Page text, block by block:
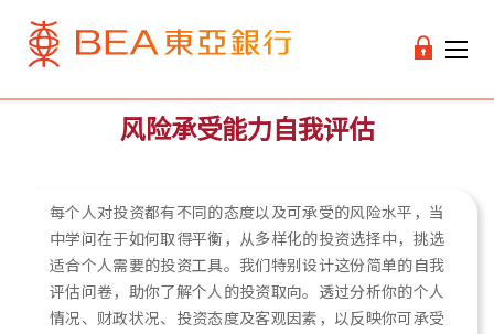
风险承受能力自我评估
每个人对投资都有不同的态度以及可承受的风险水平，当
中学问在于如何取得平衡，从多样化的投资选择中，挑选
适合个人需要的投资工具。我们特别设计这份简单的自我
评估问卷，助你了解个人的投资取向。透过分析你的个人
情况、财政状况、投资态度及客观因素，以反映你可承受